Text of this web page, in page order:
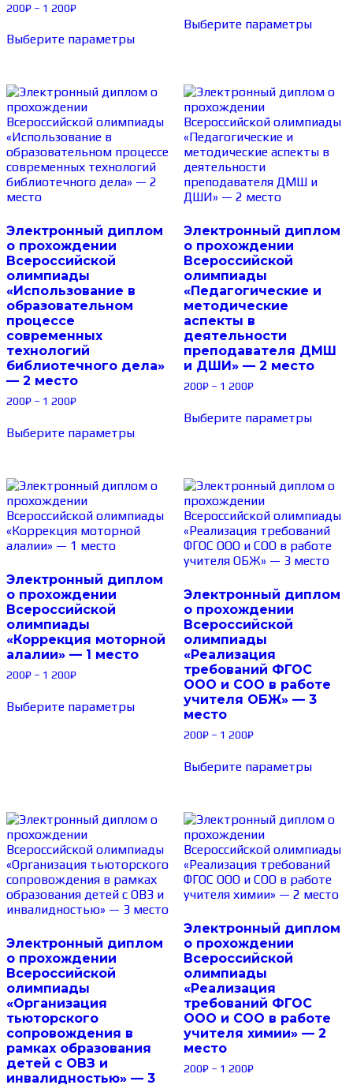
200₽ – 1 200₽
Выберите параметры
Выберите параметры
Электронный диплом
о прохождении
Всероссийской
олимпиады
«Использование в
образовательном
процессе
современных
технологий
библиотечного дела»
— 2 место
200₽ – 1 200₽
Выберите параметры
Электронный диплом
о прохождении
Всероссийской
олимпиады
«Педагогические и
методические
аспекты в
деятельности
преподавателя ДМШ
и ДШИ» — 2 место
200₽ – 1 200₽
Выберите параметры
Электронный диплом
о прохождении
Всероссийской
олимпиады
«Коррекция моторной
алалии» — 1 место
200₽ – 1 200₽
Выберите параметры
Электронный диплом
о прохождении
Всероссийской
олимпиады
«Реализация
требований ФГОС
ООО и СОО в работе
учителя ОБЖ» — 3
место
200₽ – 1 200₽
Выберите параметры
Электронный диплом
о прохождении
Всероссийской
олимпиады
«Организация
тьюторского
сопровождения в
рамках образования
детей с ОВЗ и
инвалидностью» — 3
Электронный диплом
о прохождении
Всероссийской
олимпиады
«Реализация
требований ФГОС
ООО и СОО в работе
учителя химии» — 2
место
200₽ – 1 200₽